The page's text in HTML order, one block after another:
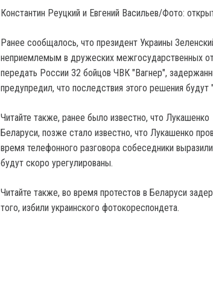
Константин Реуцкий и Евгений Васильев/Фото:
Ранее сообщалось, что президент Украины
неприемлемым в дружеских межгосударственных
передать России 32 бойцов ЧВК "Вагнер",
предупредил, что последствия этого решения будут
Читайте также, ранее было известно, что
Беларуси, позже стало известно, что Лукашенко
время телефонного разговора собеседники
будут скоро урегулированы.
Читайте также, во время протестов в Беларуси
того, избили украинского фотокореспондета.